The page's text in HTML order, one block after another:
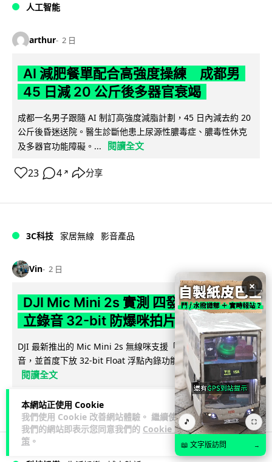
本網站正使用 Cookie
我們使用 Cookie 改善網站體驗。 繼續使用
我們的網站即表示您同意我們的 Cookie 政
策 。
人工智能
arthur 2 日
AI 減肥餐單配合高強度操練 成都男
45 日減 20 公斤後多器官衰竭
成都一名男子跟隨 AI 制訂高強度減脂計劃，45 日內減去約 20
公斤後昏迷送院。醫生診斷他患上尿源性膿毒症、膿毒性休克
及多器官功能障礙。...
閱讀全文
23 4 ↗ 分享
3C科技 家居無線 影音產品
Vin 2 日
DJI Mic Mini 2s 實測 四發一收同步獨
立錄音 32-bit 防爆咪拍片必備
DJI 最新推出的 Mic Mini 2s 無線咪支援「四發一收」分軌錄
音，並首度下放 32-bit Float 浮點內錄功能。本文經實測其...
閱讀全文
253 1↗ 分享
×
🎵 ⛶
📖 文字版訪問 →